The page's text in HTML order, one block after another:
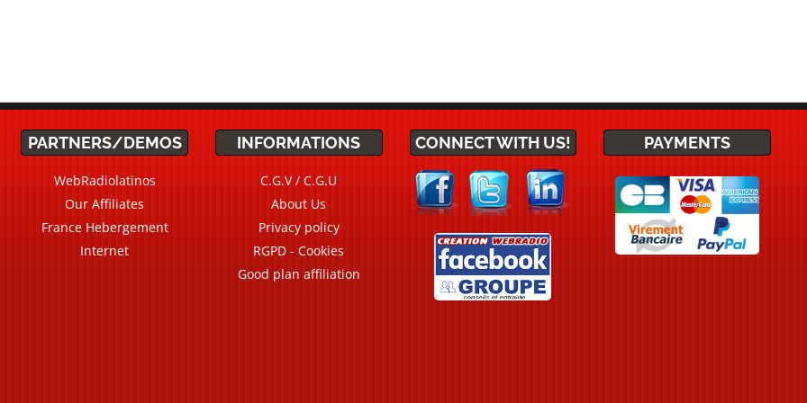
PARTNERS/DEMOS
WebRadiolatinos
Our Affiliates
France Hebergement
Internet
INFORMATIONS
C.G.V / C.G.U
About Us
Privacy policy
RGPD - Cookies
Good plan affiliation
CONNECT WITH US! PAYMENTS